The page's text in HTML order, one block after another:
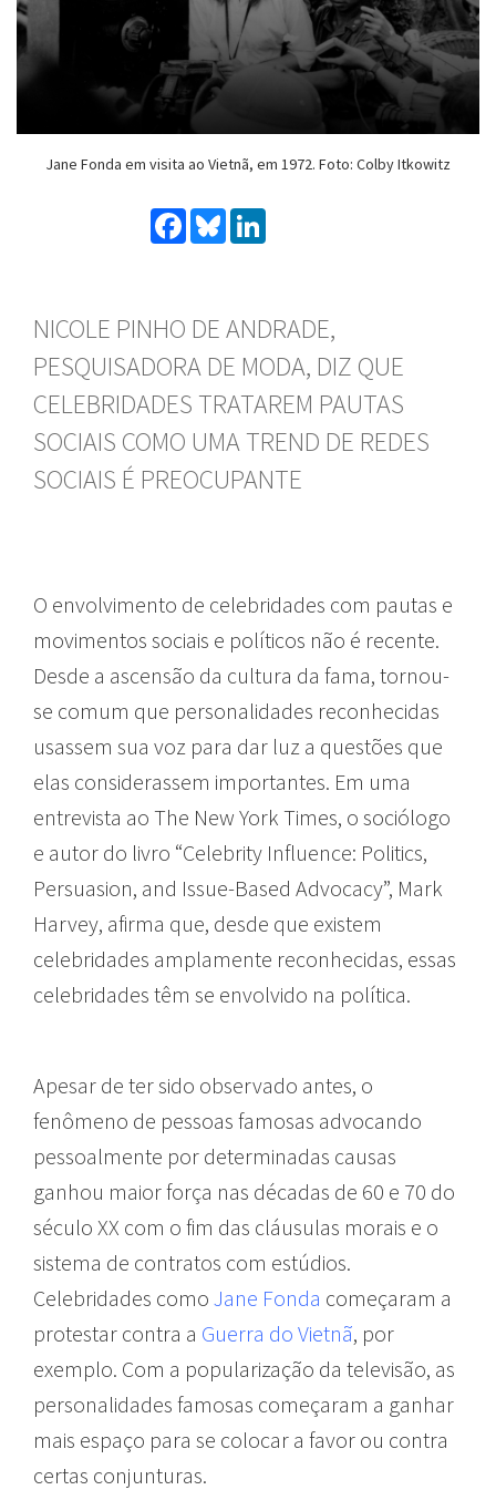
Jane Fonda em visita ao Vietnã, em 1972. Foto: Colby Itkowitz
Facebook
Bluesky
NICOLE PINHO DE ANDRADE,
PESQUISADORA DE MODA, DIZ QUE
CELEBRIDADES TRATAREM PAUTAS
SOCIAIS COMO UMA TREND DE REDES
SOCIAIS É PREOCUPANTE
O envolvimento de celebridades com pautas e
movimentos sociais e políticos não é recente.
Desde a ascensão da cultura da fama, tornou-
se comum que personalidades reconhecidas
usassem sua voz para dar luz a questões que
elas considerassem importantes. Em uma
entrevista ao The New York Times, o sociólogo
e autor do livro “Celebrity Influence: Politics,
Persuasion, and Issue-Based Advocacy”, Mark
Harvey, afirma que, desde que existem
celebridades amplamente reconhecidas, essas
celebridades têm se envolvido na política.
Apesar de ter sido observado antes, o
fenômeno de pessoas famosas advocando
pessoalmente por determinadas causas
ganhou maior força nas décadas de 60 e 70 do
século XX com o fim das cláusulas morais e o
sistema de contratos com estúdios.
Celebridades como Jane Fonda começaram a
protestar contra a Guerra do Vietnã, por
exemplo. Com a popularização da televisão, as
personalidades famosas começaram a ganhar
mais espaço para se colocar a favor ou contra
certas conjunturas.